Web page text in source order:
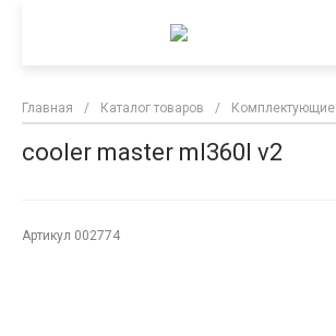
Главная / Каталог товаров / Комплектующие
cooler master ml360l v2
Артикул 002774